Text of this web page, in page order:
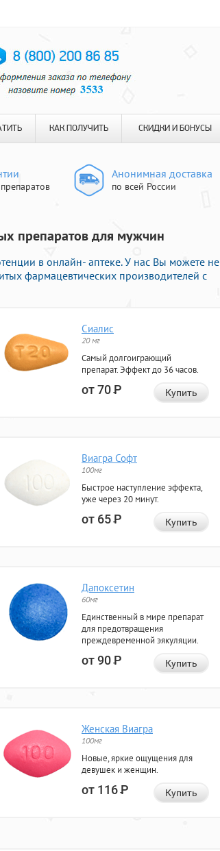
КАК ПОЛУЧИТЬ СКИДКИ И БОНУСЫ
Анонимная доставка
по всей России
препаратов для мужчин
в онлайн- аптеке. У нас Вы можете не
фармацевтических производителей с
Сиалис
20 мг
Самый долгоиграющий
препарат. Эффект до 36 часов.
от 70Р Купить
Виагра Софт
100мг
Быстрое наступление эффекта,
уже через 20 минут.
от 65Р Купить
Дапоксетин
60мг
Единственный в мире препарат
для предотвращения
преждевременной эякуляции.
от 90Р Купить
Женская Виагра
100мг
Новые, яркие ощущения для
девушек и женщин.
от 116Р Купить